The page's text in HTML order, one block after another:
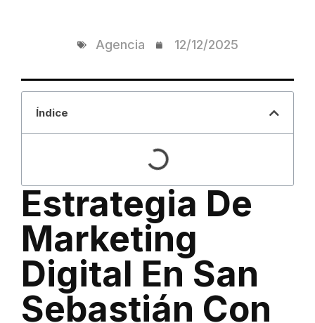
Agencia 12/12/2025
Índice
Estrategia De
Marketing
Digital En San
Sebastián Con